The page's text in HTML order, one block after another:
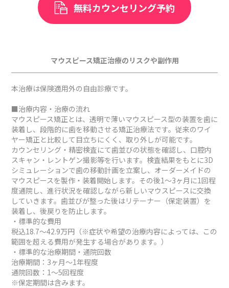
無料カウンセリング予約
マウスピース矯正治療のリスクや副作用
本治療は保険適用外の自由診療です。
■治療内容・治療の流れ
マウスピース矯正とは、透明で薄いマウスピース型の装置を歯に
装着し、段階的に歯を移動させる矯正治療法です。従来のワイ
ヤー矯正と比較して目立ちにくく、取り外しが可能です。
カウンセリング・精密検査にて歯並びの状態を確認し、口腔内
スキャン・レントゲン撮影等を行います。検査結果をもとに3D
シミュレーションで歯の移動計画を立案し、オーダーメイドの
マウスピースを製作・装着開始します。その後1～3ヶ月に1回程
度通院し、進行状況を確認しながら新しいマウスピースに交換
していきます。歯並びが整った後はリテーナー（保定装置）を
装着し、後戻りを防止します。
・標準的な費用
税込18.7～42.9万円（※症状や希望の治療内容によっては、この
範囲を超える費用が発生する場合があります。）
・標準的な治療期間・通院回数
治療期間：3ヶ月～1年程度
通院回数：1～5回程度
※保定期間は含みます。